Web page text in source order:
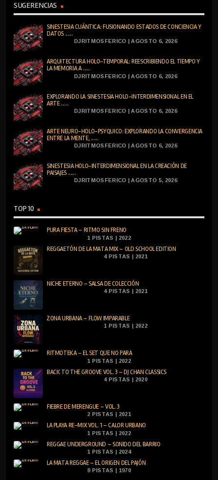
SUGERENCIAS
SINESTESIA CUÁNTICA: FUSIONANDO ESTADOS DE CONCIENCIA Y
DATOS ......
DJRITMOSFERICO | AGOSTO 6, 2026
ARQUITECTURA HOLO-TEMPORAL: REESCRIBIENDO EL TIEMPO Y
LA MEMORIA A ......
DJRITMOSFERICO | AGOSTO 6, 2026
EXPLORANDO LA SINESTESIA HOLO-INTERDIMENSIONAL EN EL
ARTE ......
DJRITMOSFERICO | AGOSTO 6, 2026
ARTE NEURO-HOLO-PSYQUICO: EXPLORANDO LA CONVERGENCIA
ENTRE LA MENTE, ......
DJRITMOSFERICO | AGOSTO 6, 2026
SINESTESIA HOLO-INTERDIMENSIONAL EN LA CREACIÓN DE
PAISAJES ......
DJRITMOSFERICO | AGOSTO 5, 2026
TOP 10
PURA FIESTA – RITMO SIN FRENO
1 PISTAS | 2022
REGGAETÓN DE LA MATA MIX – OLD SCHOOL EDITION
4 PISTAS | 2021
NICHE ETERNO – SALSA DE COLECCIÓN
4 PISTAS | 2021
ZONA URBANA – FLOW IMPARABLE
1 PISTAS | 2022
RITMOTEKA – EL SET QUE NO PARA
1 PISTAS | 2022
BACK TO THE GROOVE VOL. 3 – DJ CHAN CLASSICS
4 PISTAS | 2020
FIEBRE DE MERENGUE – VOL. 3
2 PISTAS | 2021
LA PLAYA RE-MIX VOL. 1 – CALOR URBANO
1 PISTAS | 2022
REGGAE UNDERGROUND – SONIDO DEL BARRIO
1 PISTAS | 2024
LA MATA REGGAE – EL ORIGEN DEL PAJÓN
8 PISTAS | 1970